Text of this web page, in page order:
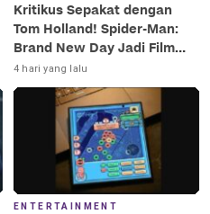
Kritikus Sepakat dengan
Tom Holland! Spider-Man:
Brand New Day Jadi Film
Terbaik Era MCU
4 hari yang lalu
ENTERTAINMENT